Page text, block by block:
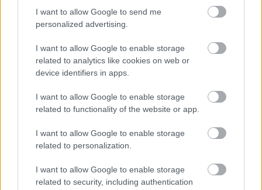
I want to allow Google to send me
personalized advertising.
I want to allow Google to enable storage
related to analytics like cookies on web or
device identifiers in apps.
I want to allow Google to enable storage
related to functionality of the website or app.
I want to allow Google to enable storage
related to personalization.
I want to allow Google to enable storage
related to security, including authentication
Mūžudzīvo, mūžu mācies!
Magone atklāj neparastu
veidu, kā salasīt meža
avenes